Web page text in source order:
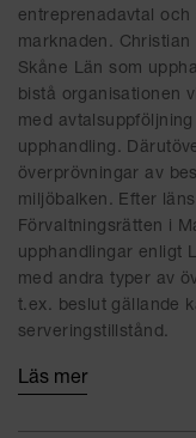
entreprenadavtal och
marknaden. Christian
Skåne Län som
bistå organisationen
med
upphandling.
överprövningar av
miljöbalken. Efter
Förvaltningsrätten i
upphandlingar enligt
med andra typer av
t.ex. beslut gällande
serveringstillstånd.
Läs mer